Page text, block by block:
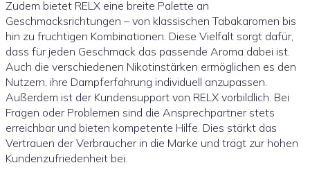
Zudem bietet RELX eine breite Palette an
Geschmacksrichtungen – von klassischen Tabakaromen bis
hin zu fruchtigen Kombinationen. Diese Vielfalt sorgt dafür,
dass für jeden Geschmack das passende Aroma dabei ist.
Auch die verschiedenen Nikotinstärken ermöglichen es den
Nutzern, ihre Dampferfahrung individuell anzupassen.
Außerdem ist der Kundensupport von RELX vorbildlich. Bei
Fragen oder Problemen sind die Ansprechpartner stets
erreichbar und bieten kompetente Hilfe. Dies stärkt das
Vertrauen der Verbraucher in die Marke und trägt zur hohen
Kundenzufriedenheit bei.